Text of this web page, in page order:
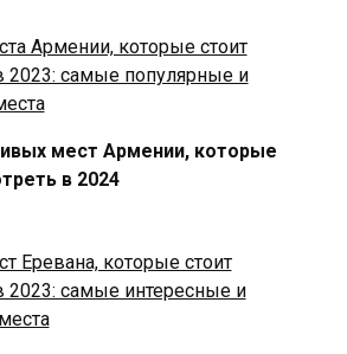
мест Армении, которые
в 2024